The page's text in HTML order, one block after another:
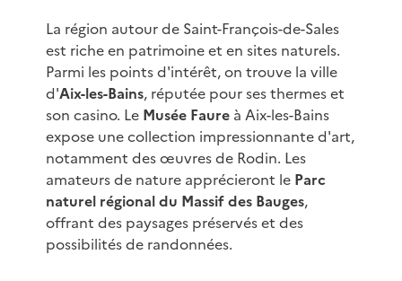
La région autour de Saint-François-de-Sales
est riche en patrimoine et en sites naturels.
Parmi les points d'intérêt, on trouve la ville
d'Aix-les-Bains, réputée pour ses thermes et
son casino. Le Musée Faureà Aix-les-Bains
expose une collection impressionnante d'art,
notamment des œuvres de Rodin. Les
amateurs de nature apprécieront le Parc
naturel régional du Massif des Bauges,
offrant des paysages préservés et des
possibilités de randonnées.